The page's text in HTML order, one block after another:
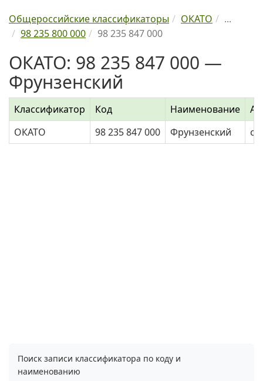
Общероссийские классификаторы ОКАТО
...
98 235 800 000
98 235 847 000
ОКАТО: 98 235 847 000 —
Фрунзенский
Классификатор Код Наименование
ОКАТО
98 235 847 000 Фрунзенский с
Поиск записи классификатора по коду и
наименованию